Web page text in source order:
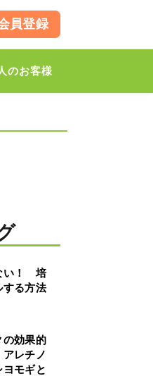
員登録
のお客様
い！ 培
する方法
の効果的
レチノ
モギと